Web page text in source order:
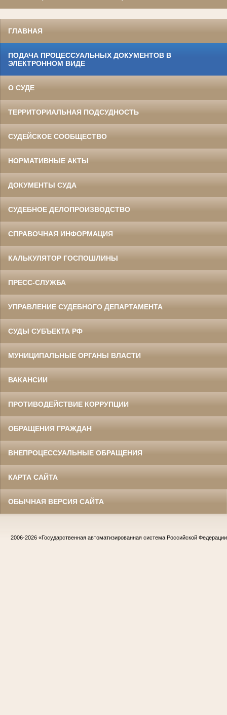
ГЛАВНАЯ
ПОДАЧА ПРОЦЕССУАЛЬНЫХ ДОКУМЕНТОВ В
ЭЛЕКТРОННОМ ВИДЕ
О СУДЕ
ТЕРРИТОРИАЛЬНАЯ ПОДСУДНОСТЬ
СУДЕЙСКОЕ СООБЩЕСТВО
НОРМАТИВНЫЕ АКТЫ
ДОКУМЕНТЫ СУДА
СУДЕБНОЕ ДЕЛОПРОИЗВОДСТВО
СПРАВОЧНАЯ ИНФОРМАЦИЯ
КАЛЬКУЛЯТОР ГОСПОШЛИНЫ
ПРЕСС-СЛУЖБА
УПРАВЛЕНИЕ СУДЕБНОГО ДЕПАРТАМЕНТА
СУДЫ СУБЪЕКТА РФ
МУНИЦИПАЛЬНЫЕ ОРГАНЫ ВЛАСТИ
ВАКАНСИИ
ПРОТИВОДЕЙСТВИЕ КОРРУПЦИИ
ОБРАЩЕНИЯ ГРАЖДАН
ВНЕПРОЦЕССУАЛЬНЫЕ ОБРАЩЕНИЯ
КАРТА САЙТА
ОБЫЧНАЯ ВЕРСИЯ САЙТА
2006-2026 «Государственная автоматизированная система Российской